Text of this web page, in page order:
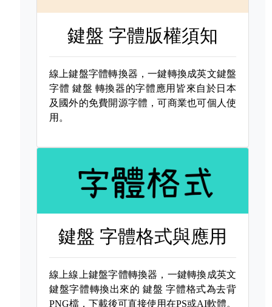
鍵盤 字體版權須知
線上鍵盤字體轉換器，一鍵轉換成英文鍵盤
字體 鍵盤 轉換器的字體應用皆來自於日本
及國外的免費開源字體，可商業也可個人使
用。
鍵盤 字體格式與應用
線上線上鍵盤字體轉換器，一鍵轉換成英文
鍵盤字體轉換出來的鍵盤 字體格式為去背
PNG檔，下載後可直接使用在PS或AI軟體。